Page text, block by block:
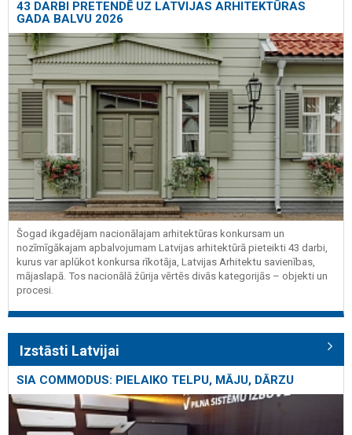
43 DARBI PRETENDĒ UZ LATVIJAS ARHITEKTŪRAS
GADA BALVU 2026
Šogad ikgadējam nacionālajam arhitektūras konkursam un
nozīmīgākajam apbalvojumam Latvijas arhitektūrā pieteikti 43 darbi,
kurus var aplūkot konkursa rīkotāja, Latvijas Arhitektu savienības,
mājaslapā. Tos nacionālā žūrija vērtēs divās kategorijās – objekti un
procesi.
Izstāsti Latvijai
SIA COMMODUS: PIELAIKO TELPU, MĀJU, DĀRZU